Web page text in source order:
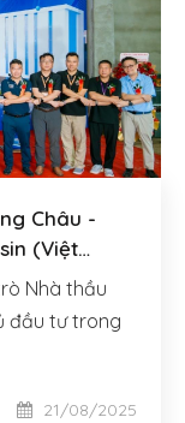
Châu -
(Việt
Nhà thầu
đầu tư trong
21/08/2025